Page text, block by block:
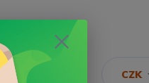
CZK